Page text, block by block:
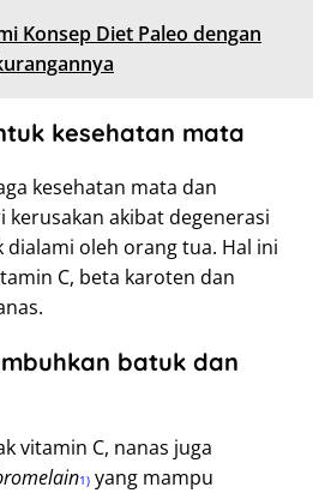
Konsep Diet Paleo dengan
kesehatan mata
kesehatan mata dan
akibat degenerasi
dialami oleh orang tua. Hal ini
C, beta karoten dan
batuk dan
vitamin C, nanas juga
1) yang mampu